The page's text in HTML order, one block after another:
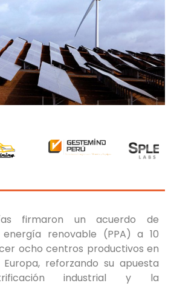
firmaron un acuerdo de
renovable (PPA) a 10
ocho centros productivos en
reforzando su apuesta
industrial y la